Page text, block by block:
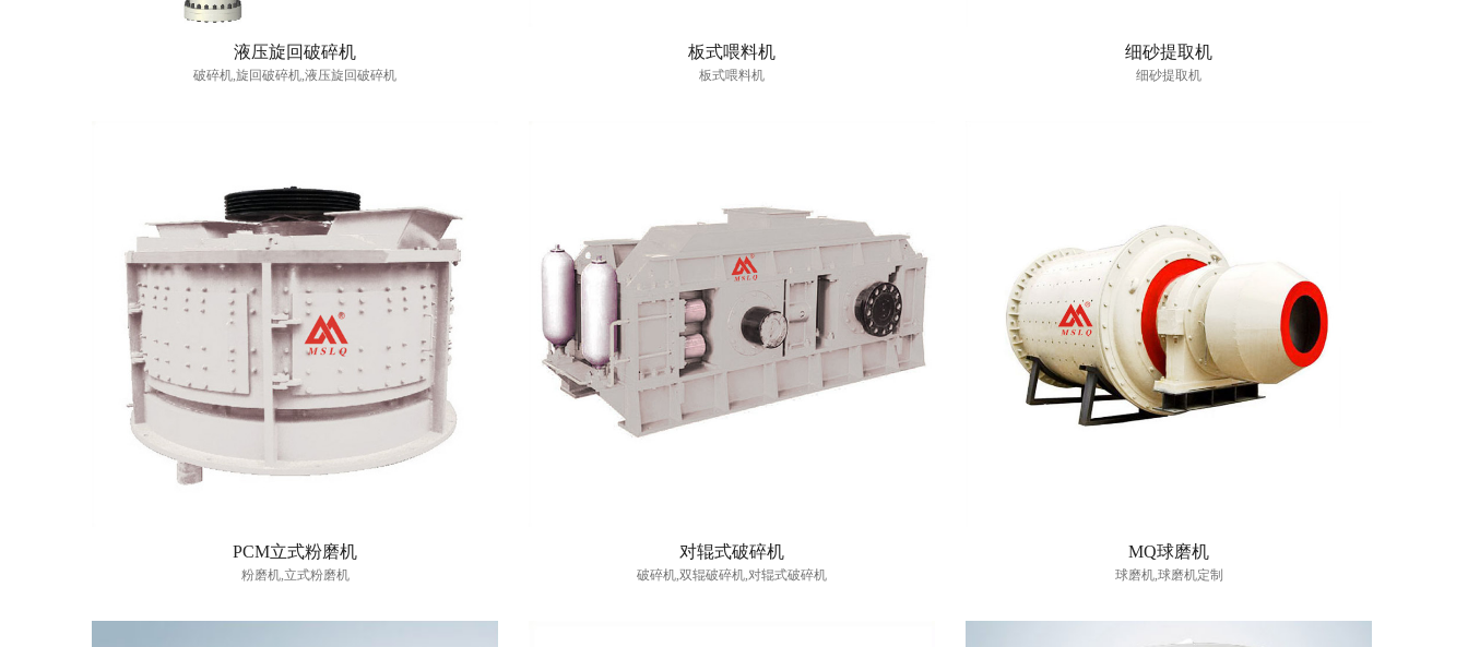
液压旋回破碎机
破碎机,旋回破碎机,液压旋回破碎机
板式喂料机
板式喂料机
细砂提取机
细砂提取机
PCM立式粉磨机
粉磨机,立式粉磨机
对辊式破碎机
破碎机,双辊破碎机,对辊式破碎机
MQ球磨机
球磨机,球磨机定制